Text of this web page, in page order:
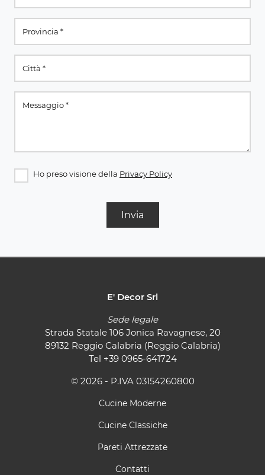
Ho preso visione della Privacy Policy
Invia
E' Decor Srl
Sede legale
Strada Statale 106 Jonica Ravagnese, 20
89132 Reggio Calabria (Reggio Calabria)
Tel +39 0965-641724
© 2026 - P.IVA 03154260800
Cucine Moderne
Cucine Classiche
Pareti Attrezzate
Contatti